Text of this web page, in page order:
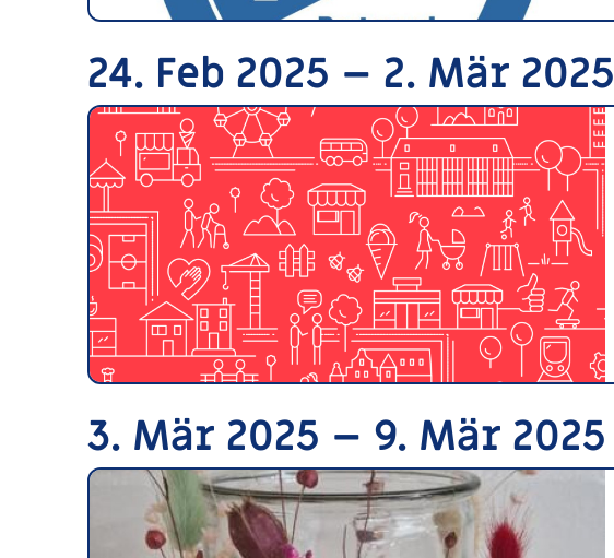
24. Feb 2025 – 2. Mär 2025
3. Mär 2025 – 9. Mär 2025